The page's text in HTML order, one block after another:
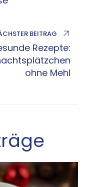
BEITRAG
Rezepte:
ohne Mehl